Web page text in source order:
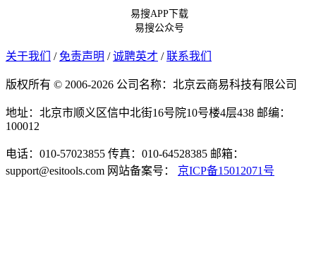
易搜APP下载
易搜公众号
关于我们 / 免责声明 / 诚聘英才 / 联系我们
版权所有 © 2006-2026 公司名称：北京云商易科技有限公司
地址：北京市顺义区信中北街16号院10号楼4层438 邮编：
100012
电话：010-57023855 传真：010-64528385 邮箱：
support@esitools.com 网站备案号： 京ICP备15012071号